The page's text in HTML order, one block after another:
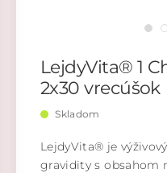
LejdyVita® 1
2x30 vrecúšok
Skladom
LejdyVita® je
gravidity s obsahom